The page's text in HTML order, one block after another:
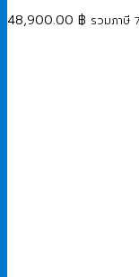
48,900.00 ฿ รวมภาษี